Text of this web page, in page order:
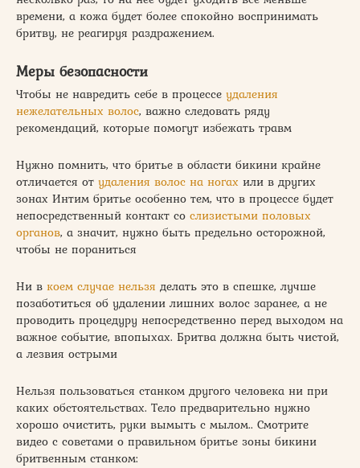
времени, а кожа будет более спокойно воспринимать
бритву, не реагируя раздражением.
Меры безопасности
Чтобы не навредить себе в процессе удаления
нежелательных волос, важно следовать ряду
рекомендаций, которые помогут избежать травм
Нужно помнить, что бритье в области бикини крайне
отличается от удаления волос на ногах или в других
зонах Интим бритье особенно тем, что в процессе будет
непосредственный контакт со слизистыми половых
органов, а значит, нужно быть предельно осторожной,
чтобы не пораниться
Ни в коем случае нельзя делать это в спешке, лучше
позаботиться об удалении лишних волос заранее, а не
проводить процедуру непосредственно перед выходом на
важное событие, впопыхах. Бритва должна быть чистой,
а лезвия острыми
Нельзя пользоваться станком другого человека ни при
каких обстоятельствах. Тело предварительно нужно
хорошо очистить, руки вымыть с мылом.. Смотрите
видео с советами о правильном бритье зоны бикини
бритвенным станком: